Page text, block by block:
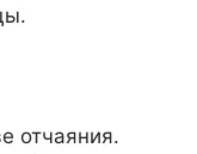
отчаяния.